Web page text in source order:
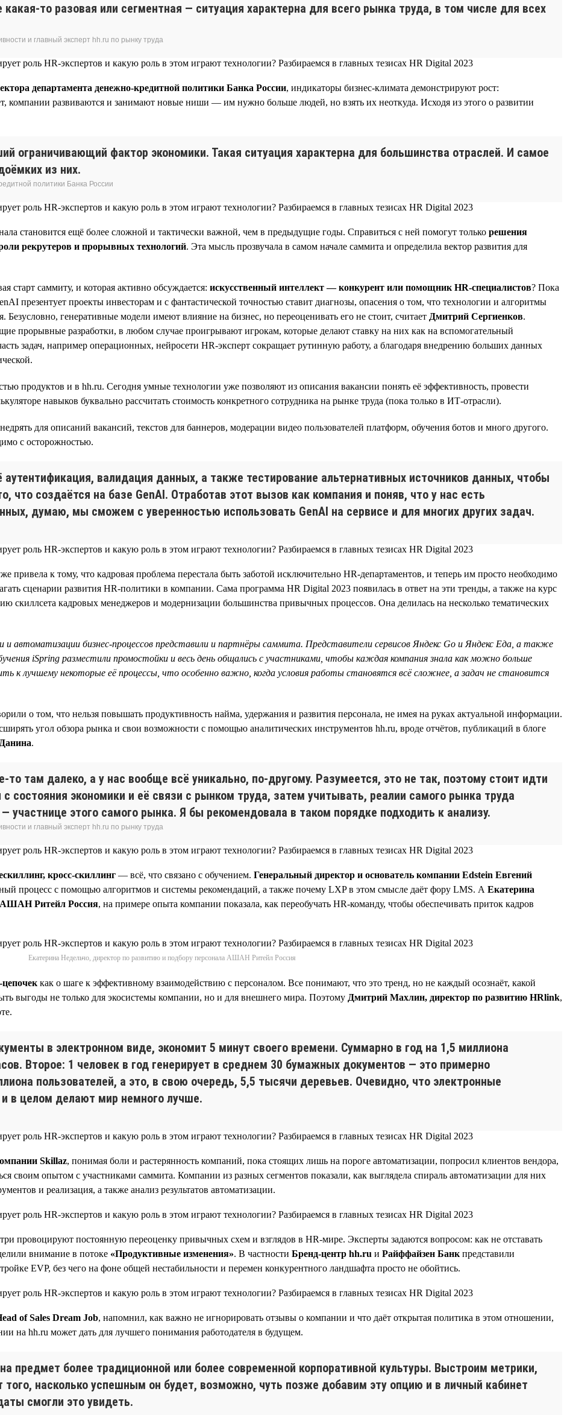
то разовая или сегментная — ситуация характерна для всего рынка труда, в том числе для всех
и главный эксперт hh.ru по рынку труда
департамента денежно-кредитной политики Банка России, индикаторы бизнес-климата демонстрируют рост:
компании развиваются и занимают новые ниши — им нужно больше людей, но взять их неоткуда. Исходя из этого о развитии
ограничивающий фактор экономики. Такая ситуация характерна для большинства отраслей. И самое
из них.
политики Банка России
становится ещё более сложной и тактически важной, чем в предыдущие годы. Справиться с ней помогут только решения
рекрутеров и прорывных технологий. Эта мысль прозвучала в самом начале саммита и определила вектор развития для
старт саммиту, и которая активно обсуждается: искусственный интеллект — конкурент или помощник HR-специалистов? Пока
презентует проекты инвесторам и с фантастической точностью ставит диагнозы, опасения о том, что технологии и алгоритмы
Безусловно, генеративные модели имеют влияние на бизнес, но переоценивать его не стоит, считает Дмитрий Сергиенков.
прорывные разработки, в любом случае проигрывают игрокам, которые делают ставку на них как на вспомогательный
задач, например операционных, нейросети HR-эксперт сокращает рутинную работу, а благодаря внедрению больших данных
продуктов и в hh.ru. Сегодня умные технологии уже позволяют из описания вакансии понять её эффективность, провести
навыков буквально рассчитать стоимость конкретного сотрудника на рынке труда (пока только в ИТ-отрасли).
для описаний вакансий, текстов для баннеров, модерации видео пользователей платформ, обучения ботов и много другого.
с осторожностью.
валидация данных, а также тестирование альтернативных источников данных, чтобы
создаётся на базе GenAI. Отработав этот вызов как компания и поняв, что у нас есть
думаю, мы сможем с уверенностью использовать GenAI на сервисе и для многих других задач.
привела к тому, что кадровая проблема перестала быть заботой исключительно HR-департаментов, и теперь им просто необходимо
сценарии развития HR-политики в компании. Сама программа HR Digital 2023 появилась в ответ на эти тренды, а также на курс
скиллсета кадровых менеджеров и модернизации большинства привычных процессов. Она делилась на несколько тематических
автоматизации бизнес-процессов представили и партнёры саммита. Представители сервисов Яндекс Go и Яндекс Еда, а также
iSpring разместили промостойки и весь день общались с участниками, чтобы каждая компания знала как можно больше
к лучшему некоторые её процессы, что особенно важно, когда условия работы становятся всё сложнее, а задач не становится
о том, что нельзя повышать продуктивность найма, удержания и развития персонала, не имея на руках актуальной информации.
угол обзора рынка и свои возможности с помощью аналитических инструментов hh.ru, вроде отчётов, публикаций в блоге
.
там далеко, а у нас вообще всё уникально, по-другому. Разумеется, это не так, поэтому стоит идти
состояния экономики и её связи с рынком труда, затем учитывать, реалии самого рынка труда
участнице этого самого рынка. Я бы рекомендовала в таком порядке подходить к анализу.
и главный эксперт hh.ru по рынку труда
кросс-скиллинг — всё, что связано с обучением. Генеральный директор и основатель компании Edstein Евгений
процесс с помощью алгоритмов и системы рекомендаций, а также почему LXP в этом смысле даёт фору LMS. А Екатерина
АШАН Ритейл Россия, на примере опыта компании показала, как переобучать HR-команду, чтобы обеспечивать приток кадров
Екатерина Недельчо, директор по развитию и подбору персонала АШАН Ритейл Россия
как о шаге к эффективному взаимодействию с персоналом. Все понимают, что это тренд, но не каждый осознаёт, какой
выгоды не только для экосистемы компании, но и для внешнего мира. Поэтому Дмитрий Махлин, директор по развитию HRlink,
в электронном виде, экономит 5 минут своего времени. Суммарно в год на 1,5 миллиона
Второе: 1 человек в год генерирует в среднем 30 бумажных документов — это примерно
пользователей, а это, в свою очередь, 5,5 тысячи деревьев. Очевидно, что электронные
в целом делают мир немного лучше.
Skillaz, понимая боли и растерянность компаний, пока стоящих лишь на пороге автоматизации, попросил клиентов вендора,
своим опытом с участниками саммита. Компании из разных сегментов показали, как выглядела спираль автоматизации для них
и реализация, а также анализ результатов автоматизации.
провоцируют постоянную переоценку привычных схем и взглядов в HR-мире. Эксперты задаются вопросом: как не отставать
внимание в потоке «Продуктивные изменения». В частности Бренд-центр hh.ru и Райффайзен Банк представили
EVP, без чего на фоне общей нестабильности и перемен конкурентного ландшафта просто не обойтись.
of Sales Dream Job, напомнил, как важно не игнорировать отзывы о компании и что даёт открытая политика в этом отношении,
на hh.ru может дать для лучшего понимания работодателя в будущем.
предмет более традиционной или более современной корпоративной культуры. Выстроим метрики,
насколько успешным он будет, возможно, чуть позже добавим эту опцию и в личный кабинет
смогли это увидеть.